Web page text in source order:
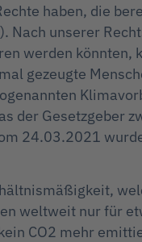
haben, die
unserer
werden könnten,
gezeugte
der Gesetzgeber
24.03.2021
weltweit nur für
CO2 mehr